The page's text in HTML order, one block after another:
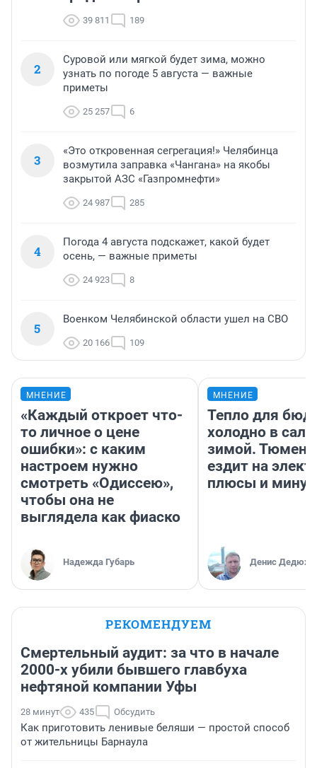
39 811 189
2
Суровой или мягкой будет зима, можно
узнать по погоде 5 августа — важные
приметы
25 257 6
3
«Это откровенная сегрегация!» Челябинца
возмутила заправка «Чангана» на якобы
закрытой АЗС «Газпромнефти»
24 987 285
4
Погода 4 августа подскажет, какой будет
осень, — важные приметы
24 923 8
5
Военком Челябинской области ушел на СВО
20 166 109
МНЕНИЕ
«Каждый откроет что-
то личное о цене
ошибки»: с каким
настроем нужно
смотреть «Одиссею»,
чтобы она не
выглядела как фиаско
Надежда Губарь
МНЕНИЕ
Тепло для
холодно в
зимой.
ездит на
плюсы и
Денис
РЕКОМЕНДУЕМ
Смертельный аудит: за что в начале
2000-х убили бывшего главбуха
нефтяной компании Уфы
28 минут 435 Обсудить
Как приготовить ленивые беляши — простой способ
от жительницы Барнаула